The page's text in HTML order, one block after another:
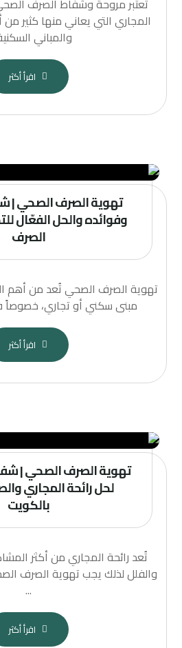
تُعتبر مروحة وشفاط الصرف
المجاري التي يعاني منها كثير
والمباني
اقرأ أكثر
تهوية الصرف الصحي |
وفوائده والحل الفعّال
الصرف
تهوية الصرف الصحي تُعد من أهم
مبنى سكني أو تجاري، خصوصاً
اقرأ أكثر
تهوية الصرف الصحي |
لحل رائحة المجاري
بالكويت
تُعد رائحة المجاري من أكثر
والفلل لذلك يجب تهوية الصرف
...
اقرأ أكثر